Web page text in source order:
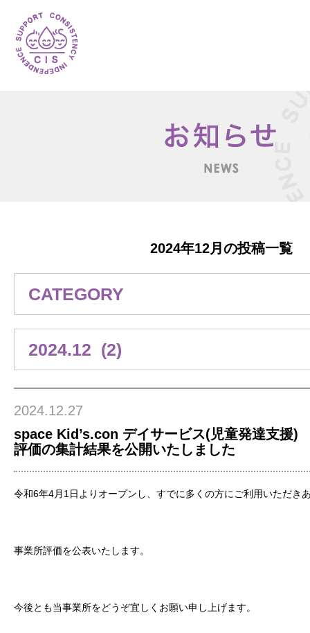
2024年12月の投稿一覧
2024.12.27
space Kid’s.con デイサービス(児童発達支援)
評価の集計結果を公開いたしました
令和6年4月1日よりオープンし、すでに多くの方にご利用いただき
事業所評価を公表いたします。
今後とも当事業所をどうぞ宜しくお願い申し上げます。